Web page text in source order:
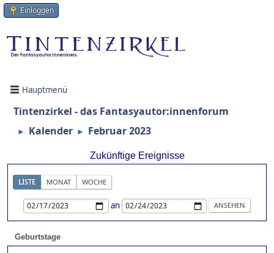
Einloggen
Hauptmenü
Tintenzirkel - das Fantasyautor:innenforum
► Kalender ► Februar 2023
Zukünftige Ereignisse
LISTE MONAT WOCHE
an
Geburtstage